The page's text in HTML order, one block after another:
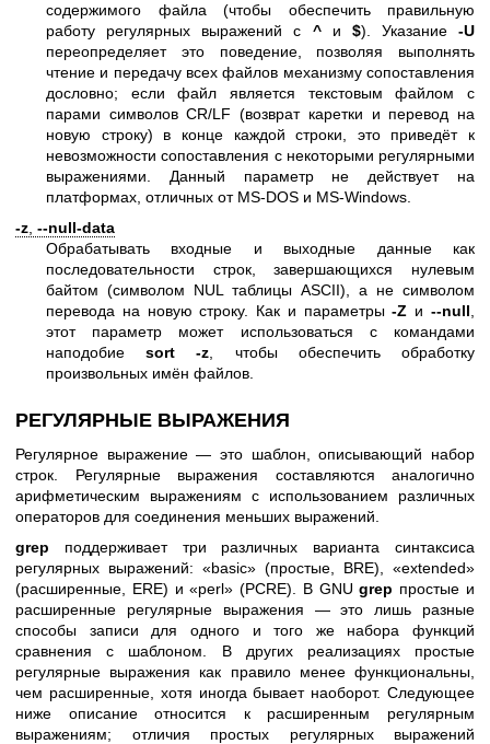
содержимого файла (чтобы обеспечить правильную
работу регулярных выражений с ^и $). Указание -U
переопределяет это поведение, позволяя выполнять
чтение и передачу всех файлов механизму сопоставления
дословно; если файл является текстовым файлом с
парами символов CR/LF (возврат каретки и перевод на
новую строку) в конце каждой строки, это приведёт к
невозможности сопоставления с некоторыми регулярными
выражениями. Данный параметр не действует на
платформах, отличных от MS-DOS и MS-Windows.
-z --null-data
Обрабатывать входные и выходные данные как
последовательности строк, завершающихся нулевым
байтом (символом NUL таблицы ASCII), а не символом
перевода на новую строку. Как и параметры-Z и--null
этот параметр может использоваться с командами
наподобиеsort -z , чтобы обеспечить обработку
произвольных имён файлов.
РЕГУЛЯРНЫЕ ВЫРАЖЕНИЯ
Регулярное выражение — это шаблон, описывающий набор
строк. Регулярные выражения составляются аналогично
арифметическим выражениям с использованием различных
операторов для соединения меньших выражений.
grep поддерживает три различных варианта синтаксиса
регулярных выражений: «basic» (простые, BRE), «extended»
(расширенные, ERE) и «perl» (PCRE). В GNUgrep простые и
расширенные регулярные выражения — это лишь разные
способы записи для одного и того же набора функций
сравнения с шаблоном. В других реализациях простые
регулярные выражения как правило менее функциональны,
чем расширенные, хотя иногда бывает наоборот. Следующее
ниже описание относится к расширенным регулярным
выражениям; отличия простых регулярных выражений